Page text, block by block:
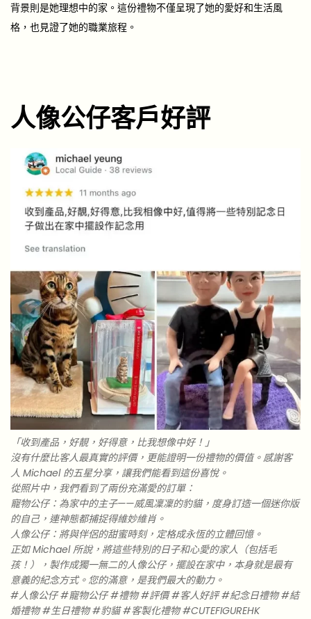
背景則是她理想中的家。這份禮物不僅呈現了她的愛好和生活風
格，也見證了她的職業旅程。
人像公仔客戶好評
「收到產品，好靚，好得意，比我想像中好！」
沒有什麼比客人最真實的評價，更能證明一份禮物的價值。感謝客
人 Michael 的五星分享，讓我們能看到這份喜悅。
從照片中，我們看到了兩份充滿愛的訂單：
寵物公仔：為家中的主子——威風凜凜的豹貓，度身訂造一個迷你版
的自己，連神態都捕捉得維妙維肖。
人像公仔：將與伴侶的甜蜜時刻，定格成永恆的立體回憶。
正如 Michael 所說，將這些特別的日子和心愛的家人（包括毛
孩！），製作成獨一無二的人像公仔，擺設在家中，本身就是最有
意義的紀念方式。您的滿意，是我們最大的動力。
#人像公仔 #寵物公仔 #禮物 #評價 #客人好評 #紀念日禮物 #結
婚禮物 #生日禮物 #豹貓 #客製化禮物 #CUTEFIGUREHK